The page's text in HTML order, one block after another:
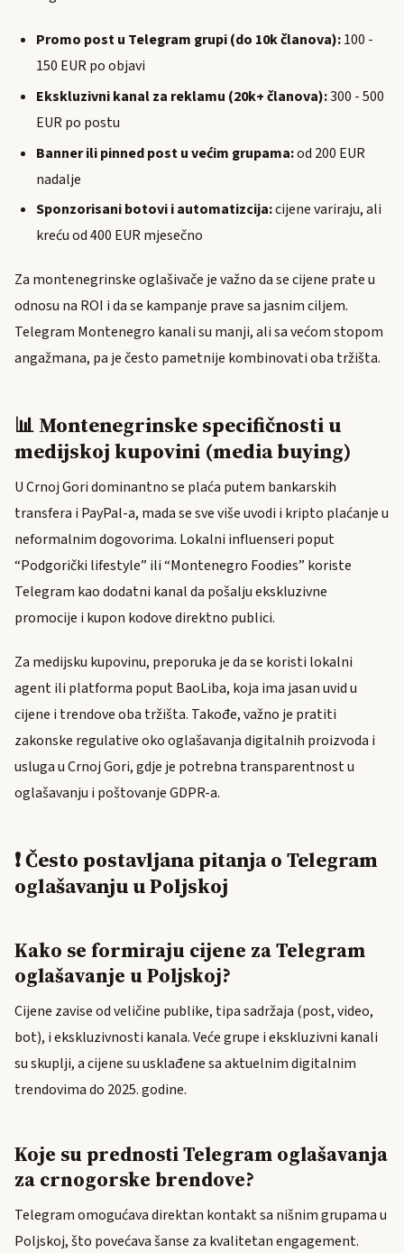
Promo post u Telegram grupi (do 10k članova):100 -
150 EUR po objavi
Ekskluzivni kanal za reklamu (20k+ članova):300 - 500
EUR po postu
Banner ili pinned post u većim grupama:od 200 EUR
nadalje
Sponzorisani botovi i automatizcija:cijene variraju, ali
kreću od 400 EUR mjesečno
Za montenegrinske oglašivače je važno da se cijene prate u
odnosu na ROI i da se kampanje prave sa jasnim ciljem.
Telegram Montenegro kanali su manji, ali sa većom stopom
angažmana, pa je često pametnije kombinovati oba tržišta.
📊 Montenegrinske specifičnosti u
medijskoj kupovini (media buying)
U Crnoj Gori dominantno se plaća putem bankarskih
transfera i PayPal-a, mada se sve više uvodi i kripto plaćanje u
neformalnim dogovorima. Lokalni influenseri poput
“Podgorički lifestyle” ili “Montenegro Foodies” koriste
Telegram kao dodatni kanal da pošalju ekskluzivne
promocije i kupon kodove direktno publici.
Za medijsku kupovinu, preporuka je da se koristi lokalni
agent ili platforma poput BaoLiba, koja ima jasan uvid u
cijene i trendove oba tržišta. Takođe, važno je pratiti
zakonske regulative oko oglašavanja digitalnih proizvoda i
usluga u Crnoj Gori, gdje je potrebna transparentnost u
oglašavanju i poštovanje GDPR-a.
❗ Često postavljana pitanja o Telegram
oglašavanju u Poljskoj
Kako se formiraju cijene za Telegram
oglašavanje u Poljskoj?
Cijene zavise od veličine publike, tipa sadržaja (post, video,
bot), i ekskluzivnosti kanala. Veće grupe i ekskluzivni kanali
su skuplji, a cijene su usklađene sa aktuelnim digitalnim
trendovima do 2025. godine.
Koje su prednosti Telegram oglašavanja
za crnogorske brendove?
Telegram omogućava direktan kontakt sa nišnim grupama u
Poljskoj, što povećava šanse za kvalitetan engagement.